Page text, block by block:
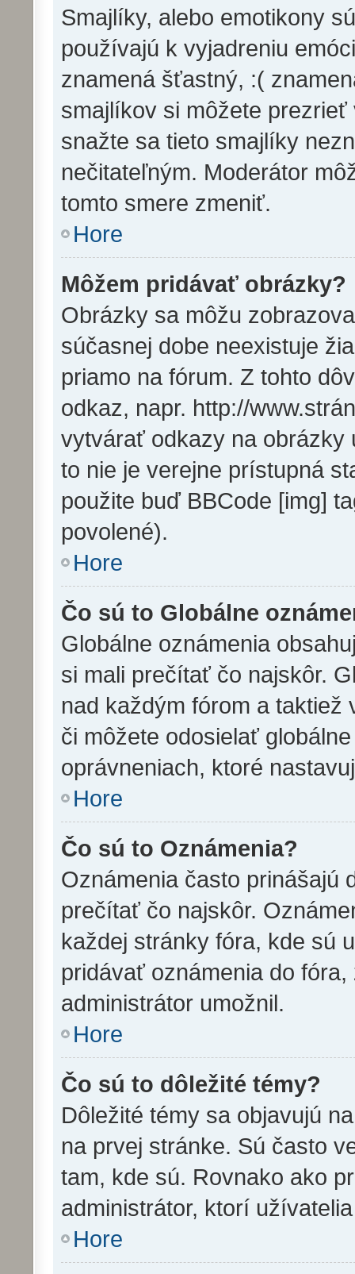
Smajlíky, alebo emotikony
používajú k vyjadreniu
znamená šťastný, :(
smajlíkov si môžete
snažte sa tieto smajlíky
nečitateľným. Moderátor
tomto smere zmeniť.
Hore
Môžem pridávať obrázky?
Obrázky sa môžu
súčasnej dobe neexistuje
priamo na fórum. Z tohto
odkaz, napr. http://
vytvárať odkazy na obrázky
to nie je verejne prístupná
použite buď BBCode [img]
povolené).
Hore
Čo sú to Globálne
Globálne oznámenia
si mali prečítať čo najskôr.
nad každým fórom a taktiež
či môžete odosielať
oprávneniach, ktoré
Hore
Čo sú to Oznámenia?
Oznámenia často prinášajú
prečítať čo najskôr.
každej stránky fóra, kde sú
pridávať oznámenia do
administrátor umožnil.
Hore
Čo sú to dôležité témy?
Dôležité témy sa objavujú
na prvej stránke. Sú často
tam, kde sú. Rovnako ako
administrátor, ktorí
Hore